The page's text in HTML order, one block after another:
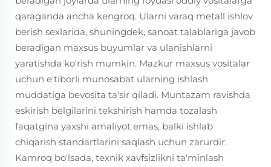
qaraganda ancha kengroq. Ularni varaq metall ishlov
berish sexlarida, shuningdek, sanoat talablariga javob
beradigan maxsus buyumlar va ulanishlarni
yaratishda ko'rish mumkin. Mazkur maxsus vositalar
uchun e'tiborli munosabat ularning ishlash
muddatiga bevosita ta'sir qiladi. Muntazam ravishda
eskirish belgilarini tekshirish hamda tozalash
faqatgina yaxshi amaliyot emas, balki ishlab
chiqarish standartlarini saqlash uchun zarurdir.
Kamroq bo'lsada, texnik xavfsizlikni ta'minlash